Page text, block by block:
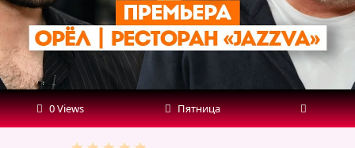
0 Views Пятница